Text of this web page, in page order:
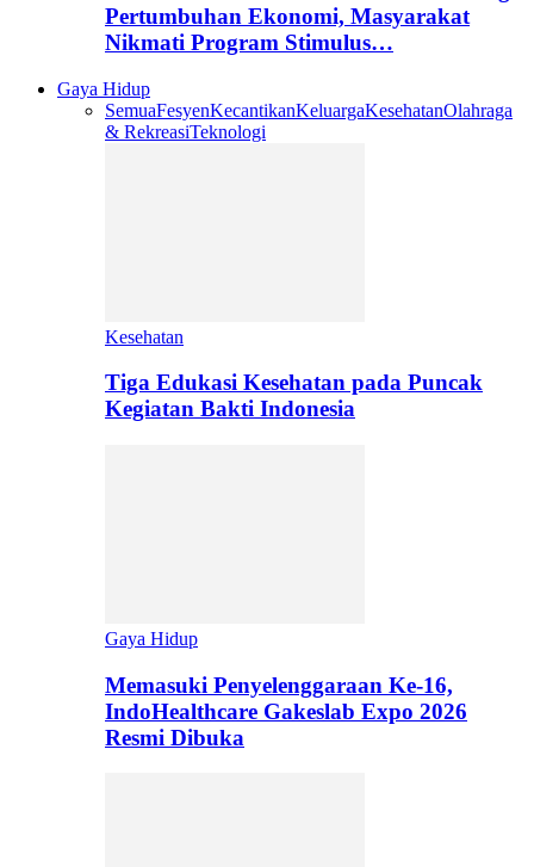
Pertumbuhan Ekonomi, Masyarakat
Nikmati Program Stimulus…
Gaya Hidup
SemuaFesyenKecantikanKeluargaKesehatanOlahraga
& RekreasiTeknologi
Kesehatan
Tiga Edukasi Kesehatan pada Puncak
Kegiatan Bakti Indonesia
Gaya Hidup
Memasuki Penyelenggaraan Ke-16,
IndoHealthcare Gakeslab Expo 2026
Resmi Dibuka